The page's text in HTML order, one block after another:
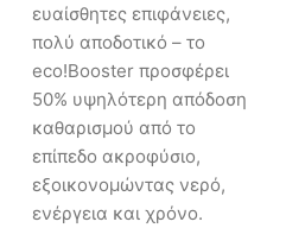
ευαίσθητες επιφάνειες,
πολύ αποδοτικό – το
eco!Booster προσφέρει
50% υψηλότερη απόδοση
καθαρισμού από το
επίπεδο ακροφύσιο,
εξοικονομώντας νερό,
ενέργεια και χρόνο.